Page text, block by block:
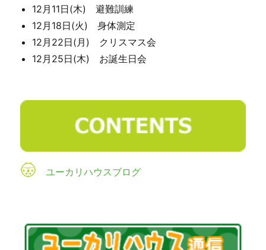
12月11日(木) 避難訓練
12月18日(火) 身体測定
12月22日(月) クリスマス会
12月25日(木) お誕生日会
ユーカリハウスブログ